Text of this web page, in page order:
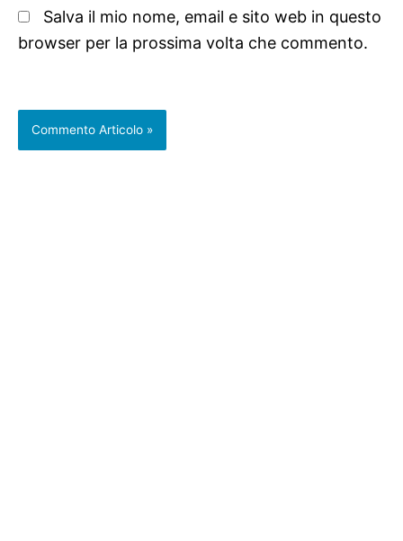
Salva il mio nome, email e sito web in questo
browser per la prossima volta che commento.